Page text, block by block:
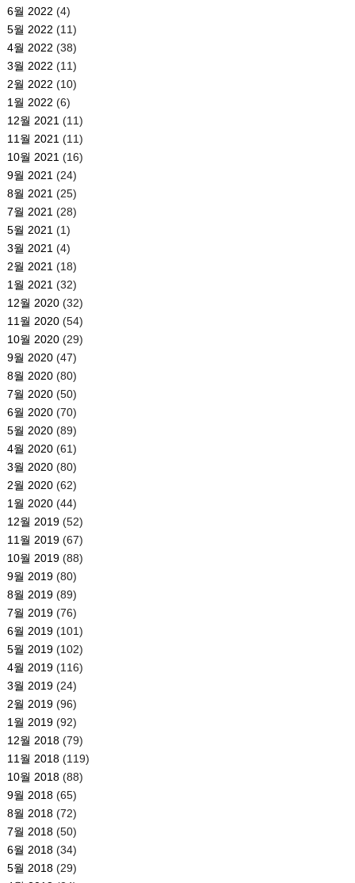
6월 2022 (4)
5월 2022 (11)
4월 2022 (38)
3월 2022 (11)
2월 2022 (10)
1월 2022 (6)
12월 2021 (11)
11월 2021 (11)
10월 2021 (16)
9월 2021 (24)
8월 2021 (25)
7월 2021 (28)
5월 2021 (1)
3월 2021 (4)
2월 2021 (18)
1월 2021 (32)
12월 2020(32)
11월 2020(54)
10월 2020(29)
9월 2020(47)
8월 2020(80)
7월 2020(50)
6월 2020(70)
5월 2020(89)
4월 2020(61)
3월 2020(80)
2월 2020(62)
1월 2020(44)
12월 2019(52)
11월 2019(67)
10월 2019(88)
9월 2019(80)
8월 2019(89)
7월 2019(76)
6월 2019(101)
5월 2019(102)
4월 2019(116)
3월 2019(24)
2월 2019(96)
1월 2019(92)
12월 2018(79)
11월 2018(119)
10월 2018(88)
9월 2018(65)
8월 2018(72)
7월 2018(50)
6월 2018(34)
5월 2018(29)